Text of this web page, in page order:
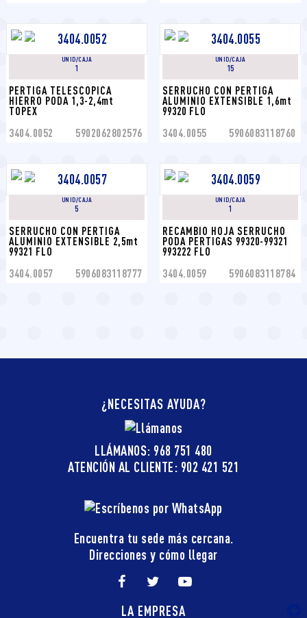
UNID/CAJA
1
PERTIGA TELESCOPICA
HIERRO PODA 1,3-2,4mt
TOPEX
3404.0052 5902062802576
UNID/CAJA
15
SERRUCHO CON PERTIGA
ALUMINIO EXTENSIBLE 1,6mt
99320 FLO
3404.0055 5906083118760
UNID/CAJA
5
SERRUCHO CON PERTIGA
ALUMINIO EXTENSIBLE 2,5mt
99321 FLO
3404.0057 5906083118777
UNID/CAJA
1
RECAMBIO HOJA SERRUCHO
PODA PERTIGAS 99320-99321
993222 FLO
3404.0059 5906083118784
¿NECESITAS AYUDA?
LLÁMANOS: 968 751 480
ATENCIÓN AL CLIENTE: 902 421 521
Encuentra tu sede más cercana.
Direcciones y cómo llegar
LA EMPRESA